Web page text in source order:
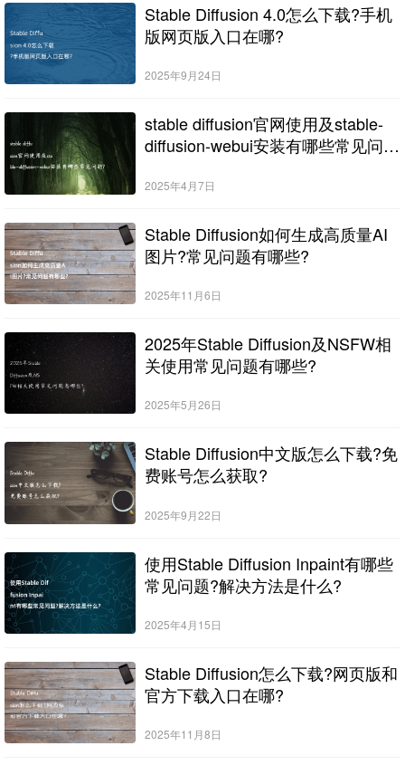
Stable Diffusion 4.0怎么下载?手机
版网页版入口在哪?
2025年9月24日
stable diffusion官网使用及stable-
diffusion-webui安装有哪些常见问
2025年4月7日
Stable Diffusion如何生成高质量AI
图片?常见问题有哪些?
2025年11月6日
2025年Stable Diffusion及NSFW相
关使用常见问题有哪些?
2025年5月26日
Stable Diffusion中文版怎么下载?免
费账号怎么获取?
2025年9月22日
使用Stable Diffusion Inpaint有哪些
常见问题?解决方法是什么?
2025年4月15日
Stable Diffusion怎么下载?网页版和
官方下载入口在哪?
2025年11月8日